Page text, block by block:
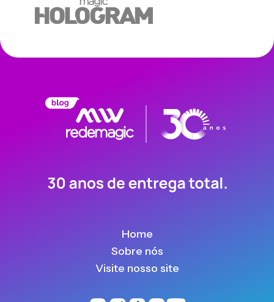
Home
Sobre nós
Visite nosso site